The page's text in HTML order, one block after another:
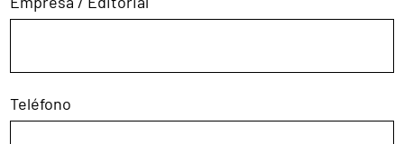
Teléfono